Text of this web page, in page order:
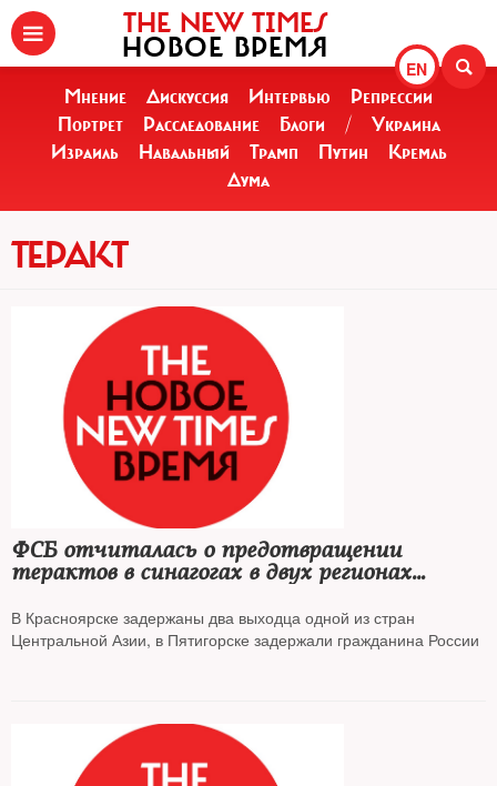
EN
THE NEW TIMES
НОВОЕ ВРЕМЯ
Мнение Дискуссия Интервью
Репрессии
Портрет
Расследование Блоги /
Украина
Израиль
Навальный Трамп Путин
Кремль
Дума
ТЕРАКТ
ФСБ отчиталась о предотвращении
терактов в синагогах в двух регионах
В Красноярске задержаны два выходца одной из стран
Центральной Азии, в Пятигорске задержали гражданина России